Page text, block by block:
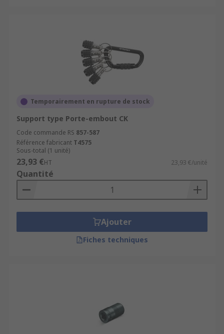
Temporairement en rupture de stock
Support type Porte-embout CK
Code commande RS 857-587
Référence fabricant T4575
Sous-total (1 unité)
23,93 €HT 23,93 €/unité
Quantité
Ajouter
Fiches techniques